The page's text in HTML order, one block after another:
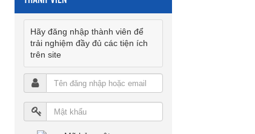
Hãy đăng nhập thành viên để
trải nghiệm đầy đủ các tiện ích
trên site